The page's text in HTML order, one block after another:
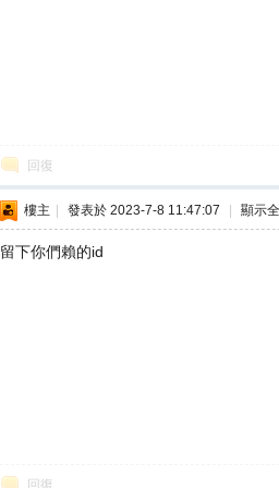
回復
樓主 發表於 2023-7-8 11:47:07 顯示
留下你們賴的id
回復